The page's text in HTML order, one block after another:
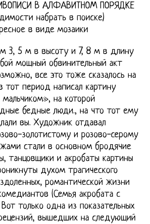
В АЛФАВИТНОМ ПОРЯДКЕ
набрать в поиске)
в виде мозаики
3, 5 м в высоту и 7, 8 м в длину
мощный обвинительный акт
все это тоже сказалось на
тот период написал картину
на которой
бедные люди., на что тот ему
вы. Художник отдавал
золотистому и розово-серому
стали в основном бродячие
танцовщики и акробаты картины
духом трагического
романтической жизни
(Семья акробата с
только одна из показательных
вышедших на следующий